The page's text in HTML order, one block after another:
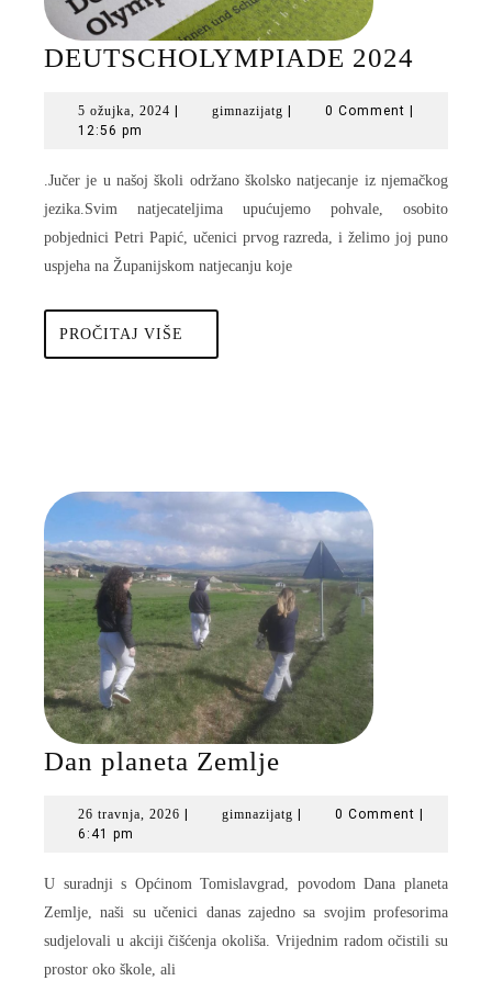
DEUTSCHOLYMPIADE 2024
5 ožujka, 2024 5
gimnazijatg gimnazijatg0 Comment
12:56 pm
.Jučer je u našoj školi održano školsko natjecanje iz njemačkog
jezika.Svim natjecateljima upućujemo pohvale, osobito
pobjednici Petri Papić, učenici prvog razreda, i želimo joj puno
uspjeha na Županijskom natjecanju koje
PROČITAJ VIŠE
VIŠE
Dan planeta Zemlje
Zemlje
26 travnja, 2026 26
gimnazijatg gimnazijatg0 Comment
6:41 pm
U suradnji s Općinom Tomislavgrad, povodom Dana planeta
Zemlje, naši su učenici danas zajedno sa svojim profesorima
sudjelovali u akciji čišćenja okoliša. Vrijednim radom očistili su
prostor oko škole, ali